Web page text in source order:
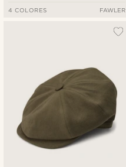
4 COLORES FAWLER